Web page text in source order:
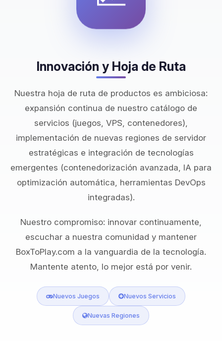
Innovación y Hoja de Ruta
Nuestra hoja de ruta de productos es ambiciosa:
expansión continua de nuestro catálogo de
servicios (juegos, VPS, contenedores),
implementación de nuevas regiones de servidor
estratégicas e integración de tecnologías
emergentes (contenedorización avanzada, IA para
optimización automática, herramientas DevOps
integradas).
Nuestro compromiso: innovar continuamente,
escuchar a nuestra comunidad y mantener
BoxToPlay.com a la vanguardia de la tecnología.
Mantente atento, lo mejor está por venir.
Nuevos Juegos Nuevos Servicios
Nuevas Regiones